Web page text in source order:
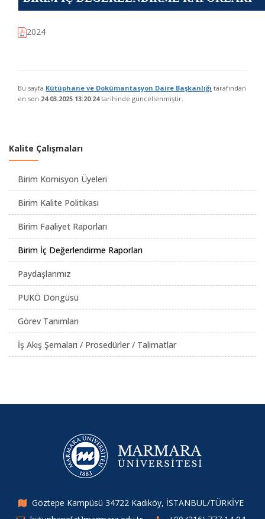
2024
Bu sayfa Kütüphane ve Dokümantasyon Daire Başkanlığı tarafından
en son 24.03.2025 13:20:24tarihinde güncellenmiştir.
Kalite Çalışmaları
Birim Komisyon Üyeleri
Birim Kalite Politikası
Birim Faaliyet Raporları
Birim İç Değerlendirme Raporları
Paydaşlarımız
PUKÖ Döngüsü
Görev Tanımları
İş Akış Şemaları / Prosedürler / Talimatlar
Göztepe Kampüsü 34722 Kadıköy, İSTANBUL/TÜRKİYE